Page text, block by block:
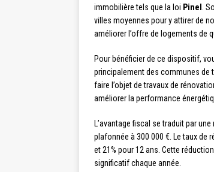
immobilière tels que la loi Pinel
.
villes moyennes pour y attirer de
améliorer l’offre de logements de
Pour bénéficier de ce dispositif,
principalement des communes de
faire l’objet de travaux de
améliorer la performance
L’avantage fiscal se traduit par
plafonnée à 300 000 €. Le taux de
et 21% pour 12 ans. Cette
significatif chaque année.